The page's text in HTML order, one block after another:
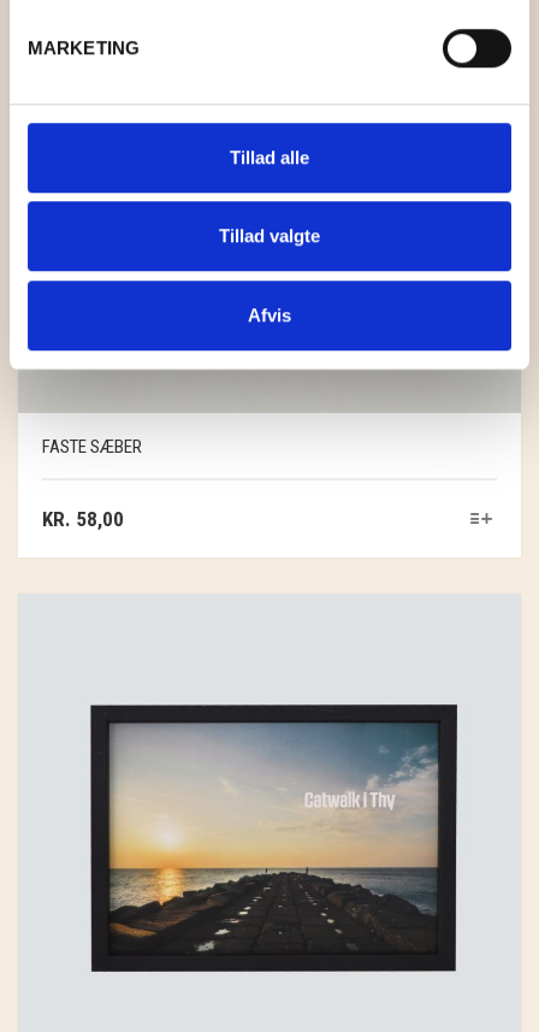
MARKETING
Tillad alle
Tillad valgte
Afvis
FASTE SÆBER
KR. 58,00